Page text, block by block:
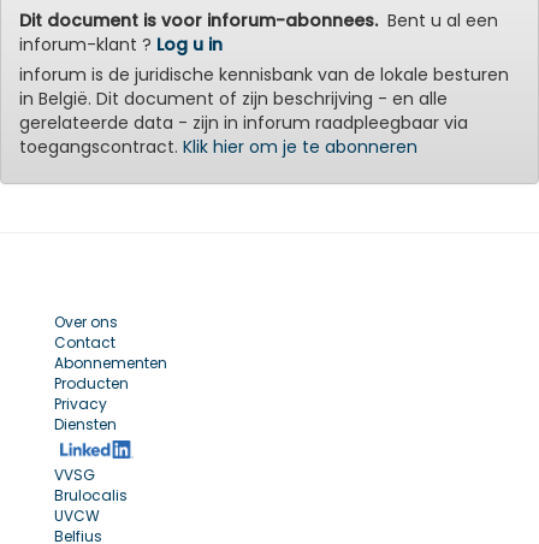
Dit document is voor inforum-abonnees.Bent u al een
inforum-klant ? Log u in
inforum is de juridische kennisbank van de lokale besturen
in België. Dit document of zijn beschrijving - en alle
gerelateerde data - zijn in inforum raadpleegbaar via
toegangscontract. Klik hier om je te abonneren
Over ons
Contact
Abonnementen
Producten
Privacy
Diensten
VVSG
Brulocalis
UVCW
Belfius